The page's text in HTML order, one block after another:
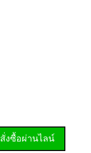
สั่งซื้อผ่านไลน์